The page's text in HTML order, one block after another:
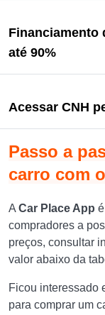
Financiamento
até 90%
Acessar CNH
Passo a
carro com
A Car Place App
compradores a
preços, consultar
valor abaixo da
Ficou interessado
para comprar um